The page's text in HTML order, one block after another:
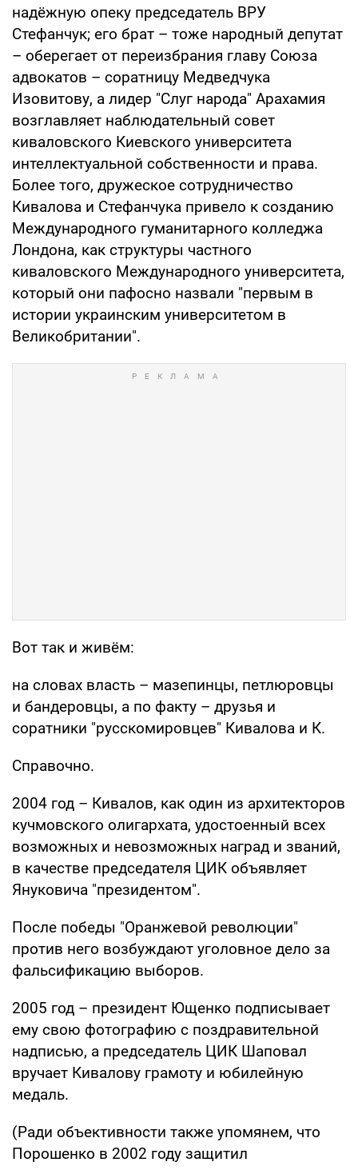
надёжную опеку председатель ВРУ
Стефанчук; его брат – тоже народный депутат
– оберегает от переизбрания главу Союза
адвокатов – соратницу Медведчука
Изовитову, а лидер "Слуг народа" Арахамия
возглавляет наблюдательный совет
киваловского Киевского университета
интеллектуальной собственности и права.
Более того, дружеское сотрудничество
Кивалова и Стефанчука привело к созданию
Международного гуманитарного колледжа
Лондона, как структуры частного
киваловского Международного университета,
который они пафосно назвали "первым в
истории украинским университетом в
Великобритании".
Вот так и живём:
на словах власть – мазепинцы, петлюровцы
и бандеровцы, а по факту – друзья и
соратники "русскомировцев" Кивалова и К.
Справочно.
2004 год – Кивалов, как один из архитекторов
кучмовского олигархата, удостоенный всех
возможных и невозможных наград и званий,
в качестве председателя ЦИК объявляет
Януковича "президентом".
После победы "Оранжевой революции"
против него возбуждают уголовное дело за
фальсификацию выборов.
2005 год – президент Ющенко подписывает
ему свою фотографию с поздравительной
надписью, а председатель ЦИК Шаповал
вручает Кивалову грамоту и юбилейную
медаль.
(Ради объективности также упомянем, что
Порошенко в 2002 году защитил